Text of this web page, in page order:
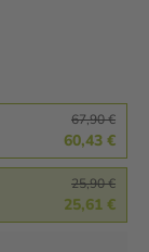
67,90 €
60,43 €
25,90 €
25,61 €